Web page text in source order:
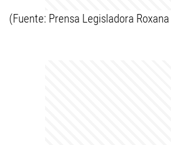
(Fuente: Prensa Legisladora